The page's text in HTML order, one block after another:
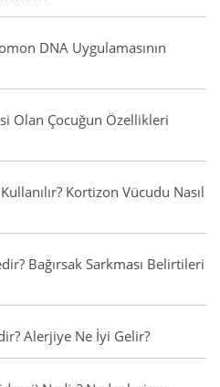
DNA Uygulamasının
Olan Çocuğun Özellikleri
Kortizon Vücudu Nasıl
Bağırsak Sarkması Belirtileri
Alerjiye Ne İyi Gelir?